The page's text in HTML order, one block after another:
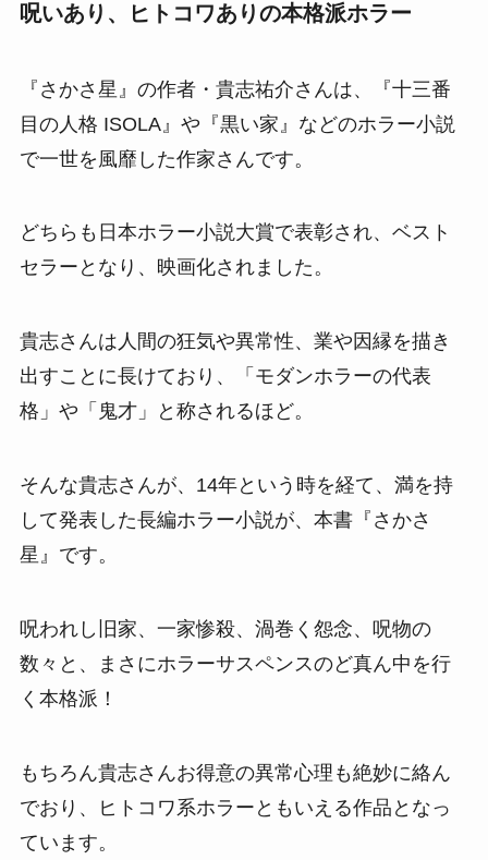
呪いあり、ヒトコワありの本格派ホラー
『さかさ星』の作者・貴志祐介さんは、『十三番
目の人格 ISOLA』や『黒い家』などのホラー小説
で一世を風靡した作家さんです。
どちらも日本ホラー小説大賞で表彰され、ベスト
セラーとなり、映画化されました。
貴志さんは人間の狂気や異常性、業や因縁を描き
出すことに長けており、「モダンホラーの代表
格」や「鬼才」と称されるほど。
そんな貴志さんが、14年という時を経て、満を持
して発表した長編ホラー小説が、本書『さかさ
星』です。
呪われし旧家、一家惨殺、渦巻く怨念、呪物の
数々と、まさにホラーサスペンスのど真ん中を行
く本格派！
もちろん貴志さんお得意の異常心理も絶妙に絡ん
でおり、ヒトコワ系ホラーともいえる作品となっ
ています。